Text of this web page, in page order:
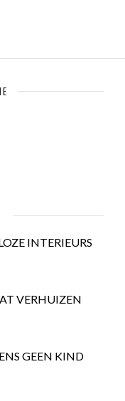
INTERIEURS
VERHUIZEN
GEEN KIND